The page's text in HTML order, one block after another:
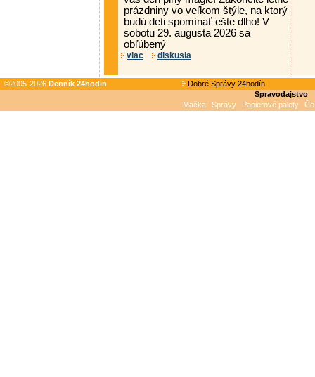
prázdniny vo veľkom štýle, na ktorý
budú deti spomínať ešte dlho! V
sobotu 29. augusta 2026 sa
obľúbený
viac diskusia
©2005-2026 Denník 24hodin
Dobré Správy 24hodín
Spravodajstvo
Mačka
Správy Papierové palety